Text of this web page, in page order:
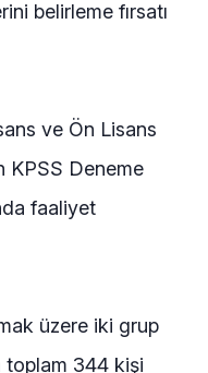
belirleme fırsatı
ve Ön Lisans
KPSS Deneme
faaliyet
üzere iki grup
toplam 344 kişi